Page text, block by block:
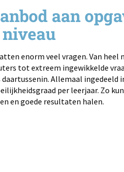
aan
enorm veel vragen. Van heel
tot extreem ingewikkelde
daartussenin. Allemaal ingedeeld
per leerjaar. Zo
en goede resultaten halen.